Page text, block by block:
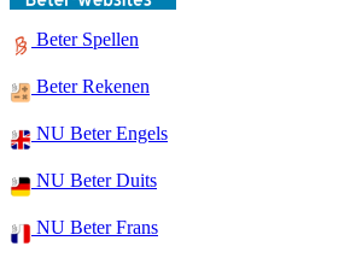
Beter Spellen
Beter Rekenen
NU Beter Engels
NU Beter Duits
NU Beter Frans